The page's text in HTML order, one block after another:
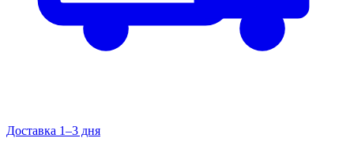
Доставка 1–3 дня